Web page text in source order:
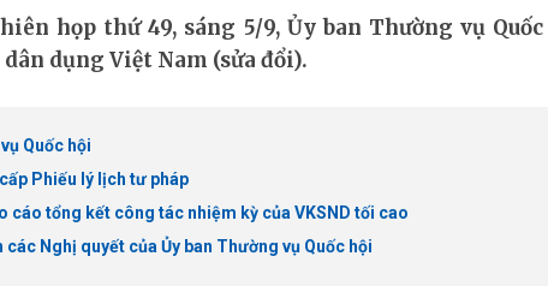
họp thứ 49, sáng 5/9, Ủy ban Thường vụ
dụng Việt Nam (sửa đổi).
Quốc hội
Phiếu lý lịch tư pháp
cáo tổng kết công tác nhiệm kỳ của VKSND tối cao
Nghị quyết của Ủy ban Thường vụ Quốc hội